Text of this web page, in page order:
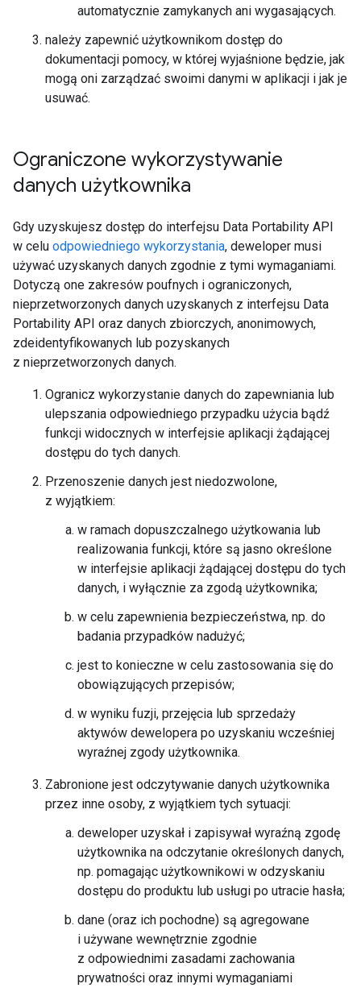
automatycznie zamykanych ani wygasających.
należy zapewnić użytkownikom dostęp do
dokumentacji pomocy, w której wyjaśnione będzie, jak
mogą oni zarządzać swoimi danymi w aplikacji i jak je
usuwać.
Ograniczone wykorzystywanie
danych użytkownika
Gdy uzyskujesz dostęp do interfejsu Data Portability API
w celu odpowiedniego wykorzystania, deweloper musi
używać uzyskanych danych zgodnie z tymi wymaganiami.
Dotyczą one zakresów poufnych i ograniczonych,
nieprzetworzonych danych uzyskanych z interfejsu Data
Portability API oraz danych zbiorczych, anonimowych,
zdeidentyfikowanych lub pozyskanych
z nieprzetworzonych danych.
Ogranicz wykorzystanie danych do zapewniania lub
ulepszania odpowiedniego przypadku użycia bądź
funkcji widocznych w interfejsie aplikacji żądającej
dostępu do tych danych.
Przenoszenie danych jest niedozwolone,
z wyjątkiem:
w ramach dopuszczalnego użytkowania lub
realizowania funkcji, które są jasno określone
w interfejsie aplikacji żądającej dostępu do tych
danych, i wyłącznie za zgodą użytkownika;
w celu zapewnienia bezpieczeństwa, np. do
badania przypadków nadużyć;
jest to konieczne w celu zastosowania się do
obowiązujących przepisów;
w wyniku fuzji, przejęcia lub sprzedaży
aktywów dewelopera po uzyskaniu wcześniej
wyraźnej zgody użytkownika.
Zabronione jest odczytywanie danych użytkownika
przez inne osoby, z wyjątkiem tych sytuacji:
deweloper uzyskał i zapisywał wyraźną zgodę
użytkownika na odczytanie określonych danych,
np. pomagając użytkownikowi w odzyskaniu
dostępu do produktu lub usługi po utracie hasła;
dane (oraz ich pochodne) są agregowane
i używane wewnętrznie zgodnie
z odpowiednimi zasadami zachowania
prywatności oraz innymi wymaganiami